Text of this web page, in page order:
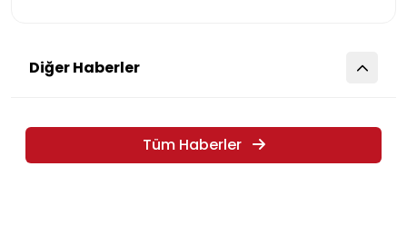
Diğer Haberler
Tüm Haberler